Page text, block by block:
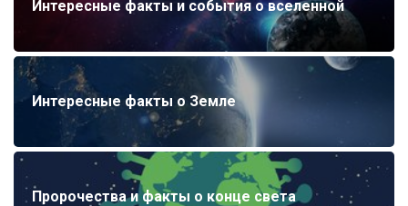
Интересные факты и события о вселенной
Интересные факты о Земле
Пророчества и факты о конце света